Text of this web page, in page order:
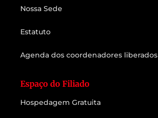
Nossa Sede
Estatuto
Agenda dos coordenadores liberados
Espaço do Filiado
Hospedagem Gratuita